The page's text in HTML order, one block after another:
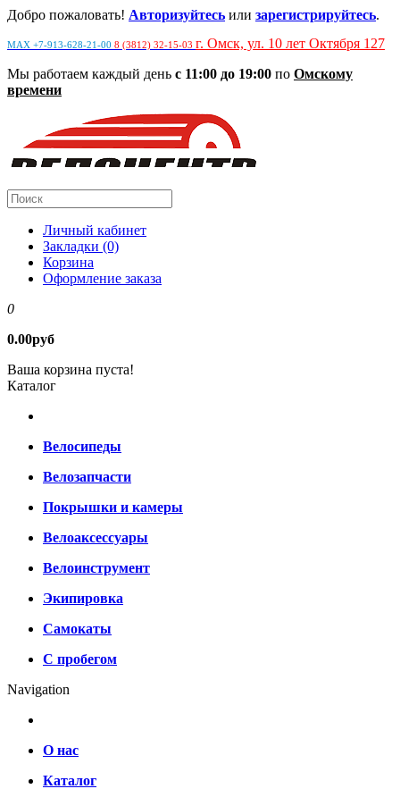
Добро пожаловать! Авторизуйтесь или зарегистрируйтесь.
MAX +7-913-628-21-00 8 (3812) 32-15-03 г. Омск, ул. 10 лет Октября 127
Мы работаем каждый день с 11:00 до 19:00 по Омскому
времени
Личный кабинет
Закладки (0)
Корзина
Оформление заказа
0
0.00руб
Ваша корзина пуста!
Каталог
Велосипеды
Велозапчасти
Покрышки и камеры
Велоаксессуары
Велоинструмент
Экипировка
Самокаты
С пробегом
Navigation
О нас
Каталог